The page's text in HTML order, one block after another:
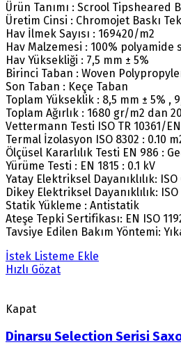
Ürün Tanımı : Scrool Tipsheared
Üretim Cinsi : Chromojet Baskı
Hav İlmek Sayısı : 169420/m2
Hav Malzemesi : 100% polyamide
Hav Yüksekliği : 7,5 mm ± 5%
Birinci Taban : Woven
Son Taban : Keçe Taban
Toplam Yükseklik : 8,5 mm ± 5% ,
Toplam Ağırlık : 1680 gr/m2 dan
Vettermann Testi ISO TR 10361/
Termal İzolasyon ISO 8302 : 0.10
Ölçüsel Kararlılık Testi EN 986 :
Yürüme Testi : EN 1815 : 0.1 kV
Yatay Elektriksel Dayanıklılık: ISO
Dikey Elektriksel Dayanıklılık:
Statik Yükleme : Antistatik
Ateşe Tepki Sertifikası: EN ISO
Tavsiye Edilen Bakım Yöntemi:
İstek Listeme Ekle
Hızlı Gözat
Kapat
Dinarsu Selection Serisi